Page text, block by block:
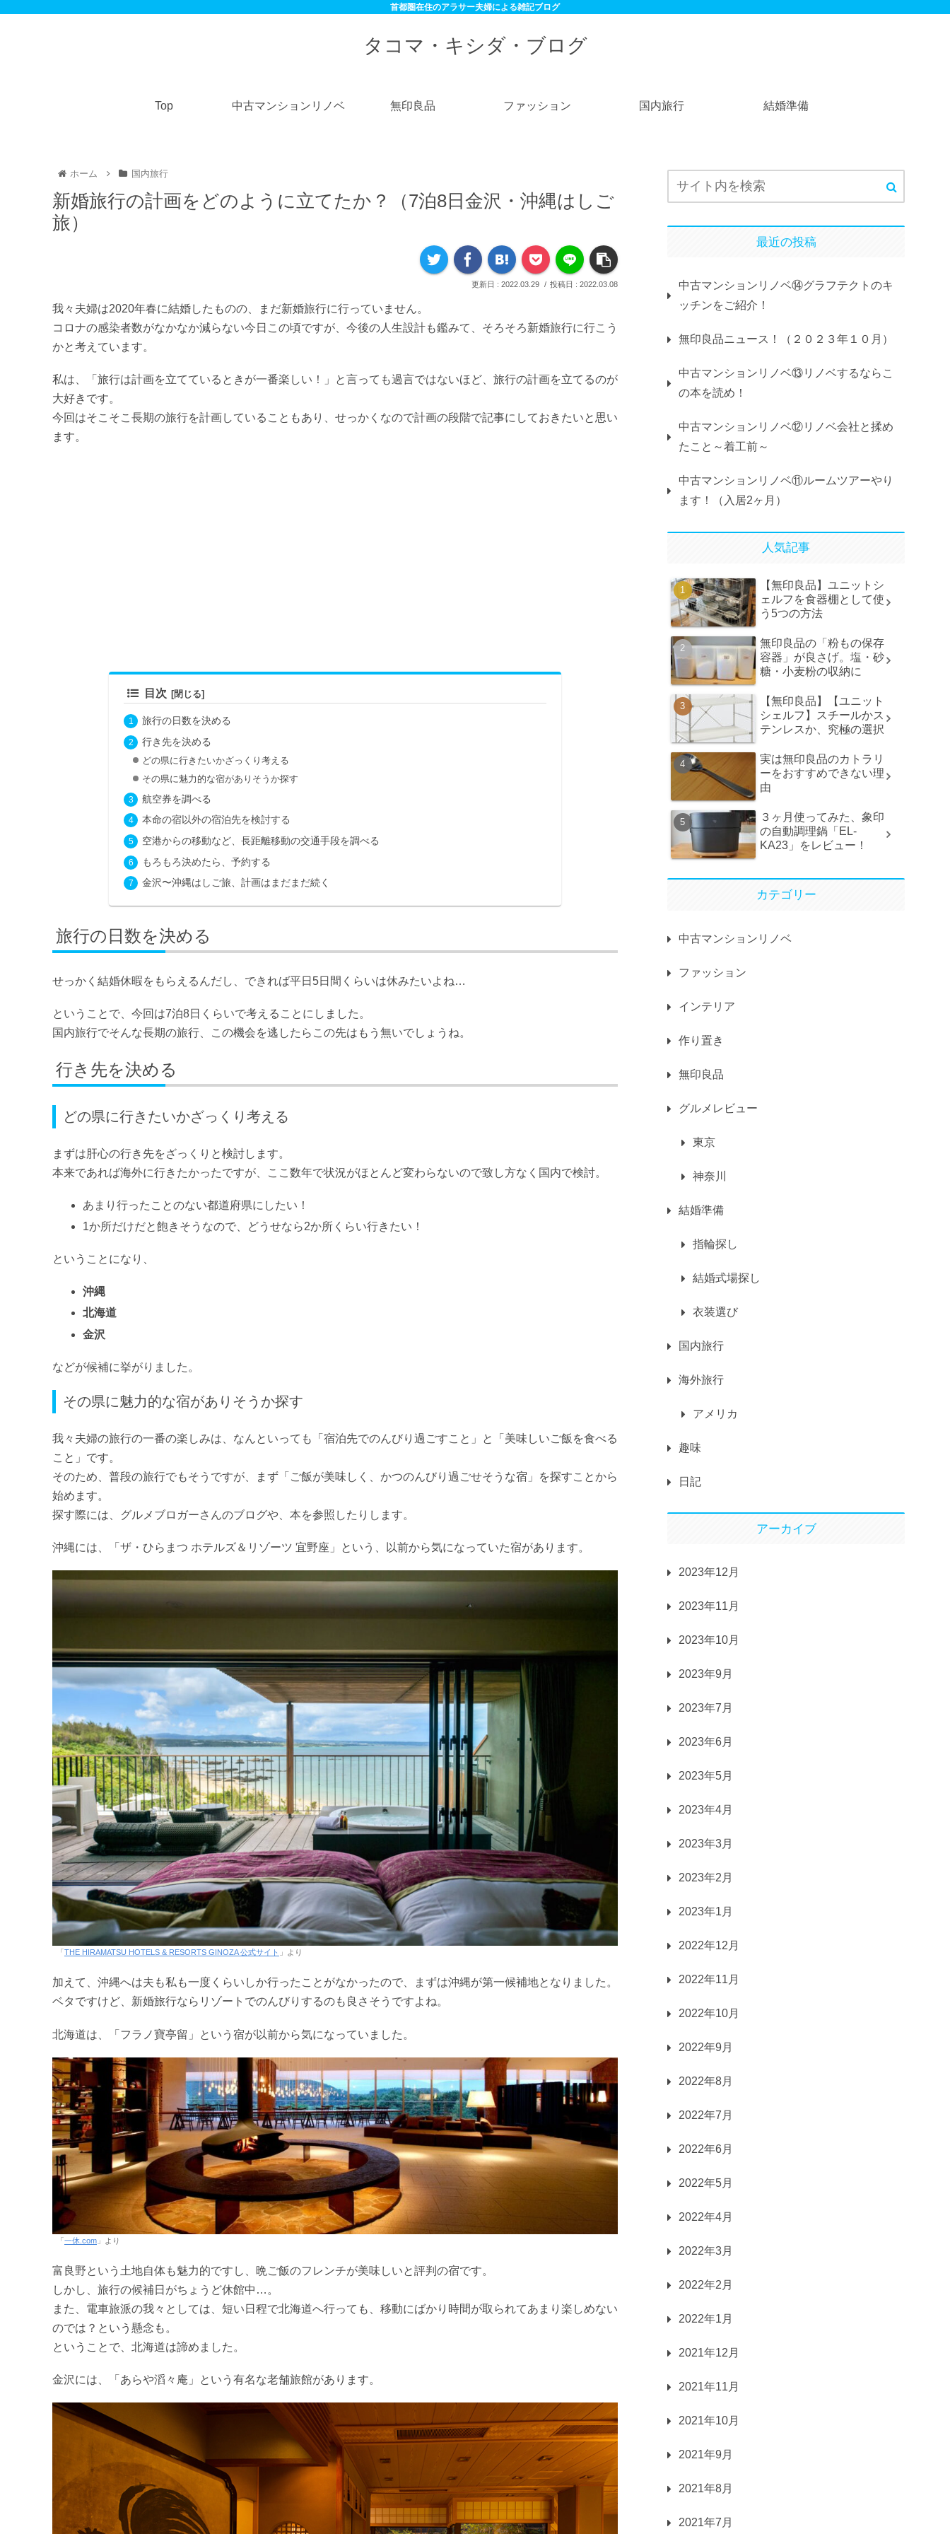
首都圏在住のアラサー夫婦による雑記ブログ
タコマ・キシダ・ブログ
Top 中古マンションリノベ 無印良品 ファッション 国内旅行 結婚準備
ホーム 国内旅行
新婚旅行の計画をどのように立てたか？（7泊8日金沢・沖縄はしご
旅）
2022.03.29 2022.03.08
我々夫婦は2020年春に結婚したものの、まだ新婚旅行に行っていません。
コロナの感染者数がなかなか減らない今日この頃ですが、今後の人生設計も鑑みて、そろそろ新婚旅行に行こう
かと考えています。
私は、「旅行は計画を立てているときが一番楽しい！」と言っても過言ではないほど、旅行の計画を立てるのが
大好きです。
今回はそこそこ長期の旅行を計画していることもあり、せっかくなので計画の段階で記事にしておきたいと思い
ます。
目次
旅行の日数を決める
行き先を決める
どの県に行きたいかざっくり考える
その県に魅力的な宿がありそうか探す
航空券を調べる
本命の宿以外の宿泊先を検討する
空港からの移動など、長距離移動の交通手段を調べる
もろもろ決めたら、予約する
金沢〜沖縄はしご旅、計画はまだまだ続く
旅行の日数を決める
せっかく結婚休暇をもらえるんだし、できれば平日5日間くらいは休みたいよね…
ということで、今回は7泊8日くらいで考えることにしました。
国内旅行でそんな長期の旅行、この機会を逃したらこの先はもう無いでしょうね。
行き先を決める
どの県に行きたいかざっくり考える
まずは肝心の行き先をざっくりと検討します。
本来であれば海外に行きたかったですが、ここ数年で状況がほとんど変わらないので致し方なく国内で検討。
あまり行ったことのない都道府県にしたい！
1か所だけだと飽きそうなので、どうせなら2か所くらい行きたい！
ということになり、
沖縄
北海道
金沢
などが候補に挙がりました。
その県に魅力的な宿がありそうか探す
我々夫婦の旅行の一番の楽しみは、なんといっても「宿泊先でのんびり過ごすこと」と「美味しいご飯を食べる
こと」です。
そのため、普段の旅行でもそうですが、まず「ご飯が美味しく、かつのんびり過ごせそうな宿」を探すことから
始めます。
探す際には、グルメブロガーさんのブログや、本を参照したりします。
沖縄には、「ザ・ひらまつ ホテルズ＆リゾーツ 宜野座」という、以前から気になっていた宿があります。
「 THE HIRAMATSU HOTELS & RESORTS GINOZA 公式サイト 」より
加えて、沖縄へは夫も私も一度くらいしか行ったことがなかったので、まずは沖縄が第一候補地となりました。
ベタですけど、新婚旅行ならリゾートでのんびりするのも良さそうですよね。
北海道は、「フラノ寶亭留」という宿が以前から気になっていました。
「一休.com 」より
富良野という土地自体も魅力的ですし、晩ご飯のフレンチが美味しいと評判の宿です。
しかし、旅行の候補日がちょうど休館中…。
また、電車旅派の我々としては、短い日程で北海道へ行っても、移動にばかり時間が取られてあまり楽しめない
のでは？という懸念も。
ということで、北海道は諦めました。
金沢には、「あらや滔々庵」という有名な老舗旅館があります。
最近の投稿
中古マンションリノベ⑭グラフテクトのキ
ッチンをご紹介！
無印良品ニュース！（２０２３年１０月）
中古マンションリノベ⑬リノベするならこ
の本を読め！
中古マンションリノベ⑫リノベ会社と揉め
たこと～着工前～
中古マンションリノベ⑪ルームツアーやり
ます！（入居2ヶ月）
人気記事
【無印良品】ユニットシ
ェルフを食器棚として使
う5つの方法
無印良品の「粉もの保存
容器」が良さげ。塩・砂
糖・小麦粉の収納に
【無印良品】【ユニット
シェルフ】スチールかス
テンレスか、究極の選択
実は無印良品のカトラリ
ーをおすすめできない理
由
３ヶ月使ってみた、象印
の自動調理鍋「EL-
KA23」をレビュー！
カテゴリー
中古マンションリノベ
ファッション
インテリア
作り置き
無印良品
グルメレビュー
東京
神奈川
結婚準備
指輪探し
結婚式場探し
衣装選び
国内旅行
海外旅行
アメリカ
趣味
日記
アーカイブ
2023年12月
2023年11月
2023年10月
2023年9月
2023年7月
2023年6月
2023年5月
2023年4月
2023年3月
2023年2月
2023年1月
2022年12月
2022年11月
2022年10月
2022年9月
2022年8月
2022年7月
2022年6月
2022年5月
2022年4月
2022年3月
2022年2月
2022年1月
2021年12月
2021年11月
2021年10月
2021年9月
2021年8月
2021年7月